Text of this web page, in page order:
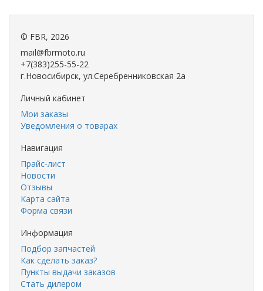
© FBR, 2026
mail@fbrmoto.ru
+7(383)255-55-22
г.Новосибирск, ул.Серебренниковская 2а
Личный кабинет
Мои заказы
Уведомления о товарах
Навигация
Прайс-лист
Новости
Отзывы
Карта сайта
Форма связи
Информация
Подбор запчастей
Как сделать заказ?
Пункты выдачи заказов
Стать дилером